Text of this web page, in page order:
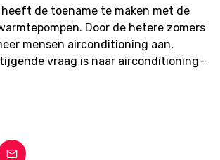
heeft de toename te maken met de
Door de hetere zomers
mensen airconditioning aan,
vraag is naar airconditioning-